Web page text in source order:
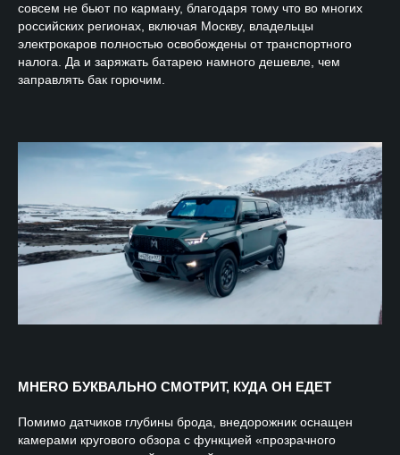
совсем не бьют по карману, благодаря тому что во многих
российских регионах, включая Москву, владельцы
электрокаров полностью освобождены от транспортного
налога. Да и заряжать батарею намного дешевле, чем
заправлять бак горючим.
MHERO БУКВАЛЬНО СМОТРИТ, КУДА ОН ЕДЕТ
Помимо датчиков глубины брода, внедорожник оснащен
камерами кругового обзора с функцией «прозрачного